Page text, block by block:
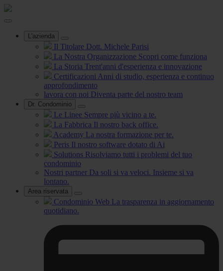
L'azienda
Il Titolare Dott. Michele Parisi
La Nostra Organizzazione Scopri come funziona
La Storia Trent'anni d'esperienza e innovazione
Certificazioni Anni di studio, esperienza e continuo
approfondimento
lavora con noi Diventa parte del nostro team
Dr. Condominio
Le Linee Sempre più vicino a te.
La Fabbrica Il nostro back office.
Academy La nostra formazione per te.
Peris Il nostro software dotato di Ai
Solutions Risolviamo tutti i problemi del tuo
condominio
Nostri partner Da soli si va veloci. Insieme si va
lontano.
Area riservata
Condominio Web La trasparenza in aggiornamento
quotidiano.